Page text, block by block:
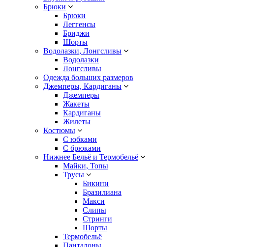
Брюки
Брюки
Леггенсы
Бриджи
Шорты
Водолазки, Лонгсливы
Водолазки
Лонгсливы
Одежда больших размеров
Джемперы, Кардиганы
Джемперы
Жакеты
Кардиганы
Жилеты
Костюмы
С юбками
С брюками
Нижнее Бельё и Термобельё
Майки, Топы
Трусы
Бикини
Бразилиана
Макси
Слипы
Стринги
Шорты
Термобельё
Панталоны